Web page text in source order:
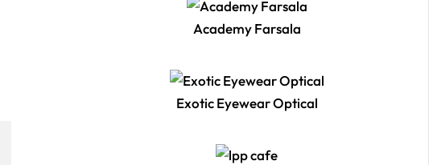
Academy Farsala
Exotic Eyewear Optical